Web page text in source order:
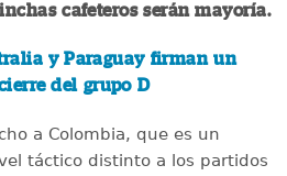
cafeteros serán mayoría.
y Paraguay firman un
del grupo D
a Colombia, que es un
táctico distinto a los partidos